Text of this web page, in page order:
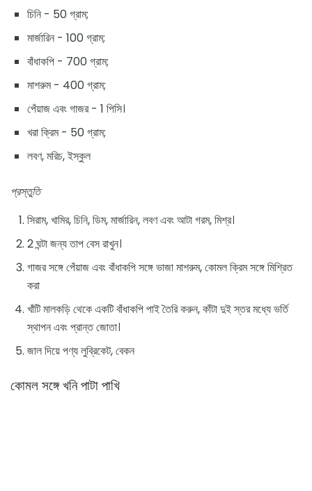
চিনি - 50 গ্রাম;
মার্জারিন - 100 গ্রাম;
বাঁধাকপি - 700 গ্রাম;
মাশরুম - 400 গ্রাম;
পেঁয়াজ এবং গাজর - 1 পিসি।
খরা ক্রিম - 50 গ্রাম;
লবণ, মরিচ, ইস্কুল
প্রস্তুতি
সিরাম, খামির, চিনি, ডিম, মার্জারিন, লবণ এবং আটা গরম, মিশ্র।
2 ঘন্টা জন্য তাপ বেস রাখুন।
গাজর সঙ্গে পেঁয়াজ এবং বাঁধাকপি সঙ্গে ভাজা মাশরুম, কোমল ক্রিম সঙ্গে মিশ্রিত
করা
খাঁটি মালকড়ি থেকে একটি বাঁধাকপি পাই তৈরি করুন, কাঁটা দুই স্তর মধ্যে ভর্তি
স্থাপন এবং প্রান্ত জোতা।
জাল দিয়ে পণ্য লুব্রিকেট, বেকন
কোমল সঙ্গে খনি পাটা পাখি